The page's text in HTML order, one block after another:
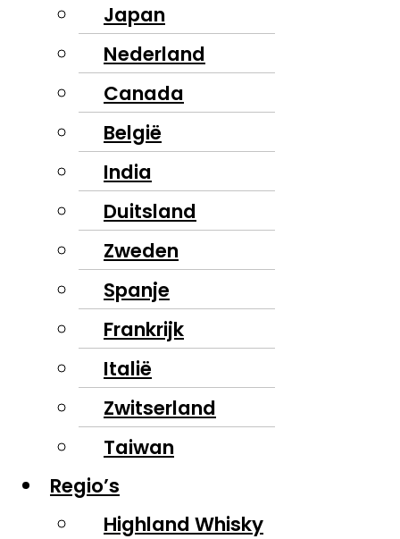
Japan
Nederland
Canada
België
India
Duitsland
Zweden
Spanje
Frankrijk
Italië
Zwitserland
Taiwan
Regio’s
Highland Whisky